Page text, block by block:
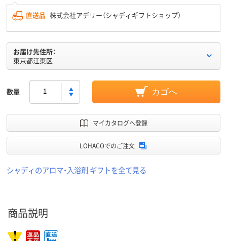
直送品 株式会社アデリー（シャディギフトショップ）
お届け先住所：
東京都江東区
数量 カゴへ
マイカタログへ登録
LOHACOでのご注文
シャディのアロマ・入浴剤 ギフトを全て見る
商品説明